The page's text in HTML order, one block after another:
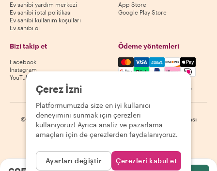
Ev sahibi yardım merkezi
Ev sahibi iptal politikası
Ev sahibi kullanım koşulları
Ev sahibi ol
App Store
Google Play Store
Bizi takip et
Facebook
Instagram
YouTube
Ödeme yöntemleri
Mastercard, Visa, Amex,
Kullanılabilirlik destinasyona göre değişir
© 2026 Withlocals.com | Gizlilik Politikası | Çerezler Site haritası
Çerez İzni
Platformumuzda size en iyi kullanıcı
deneyimini sunmak için çerezleri
kullanıyoruz! Ayrıca analiz ve pazarlama
amaçları için de çerezlerden faydalanıyoruz.
Ayarları değiştir Çerezleri kabul et